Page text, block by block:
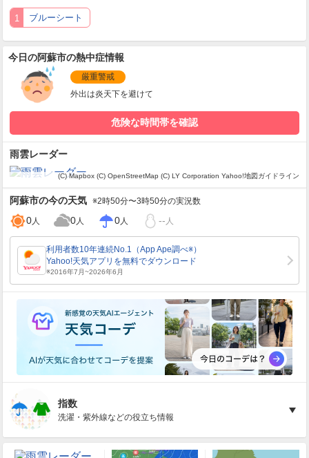
ブルーシート
今日の阿蘇市の熱中症情報
厳重警戒
外出は炎天下を避けて
危険な時間帯を確認
雨雲レーダー
(C) Mapbox (C) OpenStreetMap (C) LY Corporation Yahoo!地図ガイドライン
阿蘇市の今の天気 ※2時50分〜3時50分の実況数
0人 0人 0人 -- 人
指数
洗濯・紫外線などの役立ち情報